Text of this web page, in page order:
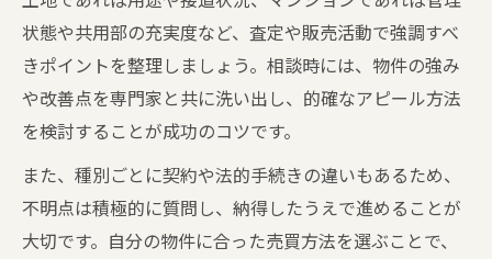
状態や共用部の充実度など、査定や販売活動で強調すべ
きポイントを整理しましょう。相談時には、物件の強み
や改善点を専門家と共に洗い出し、的確なアピール方法
を検討することが成功のコツです。
また、種別ごとに契約や法的手続きの違いもあるため、
不明点は積極的に質問し、納得したうえで進めることが
大切です。自分の物件に合った売買方法を選ぶことで、